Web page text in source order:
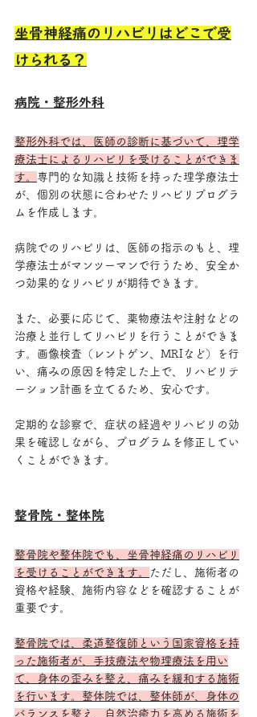
坐骨神経痛のリハビリはどこで受
けられる？
病院・整形外科
整形外科では、医師の診断に基づいて、理学
療法士によるリハビリを受けることができま
す。 専門的な知識と技術を持った理学療法士
が、個別の状態に合わせたリハビリプログラ
ムを作成します。
病院でのリハビリは、医師の指示のもと、理
学療法士がマンツーマンで行うため、安全か
つ効果的なリハビリが期待できます。
また、必要に応じて、薬物療法や注射などの
治療と並行してリハビリを行うことができま
す。画像検査（レントゲン、MRIなど）を行
い、痛みの原因を特定した上で、リハビリテ
ーション計画を立てるため、安心です。
定期的な診察で、症状の経過やリハビリの効
果を確認しながら、プログラムを修正してい
くことができます。
整骨院・整体院
整骨院や整体院でも、坐骨神経痛のリハビリ
を受けることができます。
ただし、施術者の
資格や経験、施術内容などを確認することが
重要です。
整骨院では、柔道整復師という国家資格を持
った施術者が、手技療法や物理療法を用い
て、身体の歪みを整え、痛みを緩和する施術
を行います。整体院では、整体師が、身体の
バランスを整え、自然治癒力を高める施術を